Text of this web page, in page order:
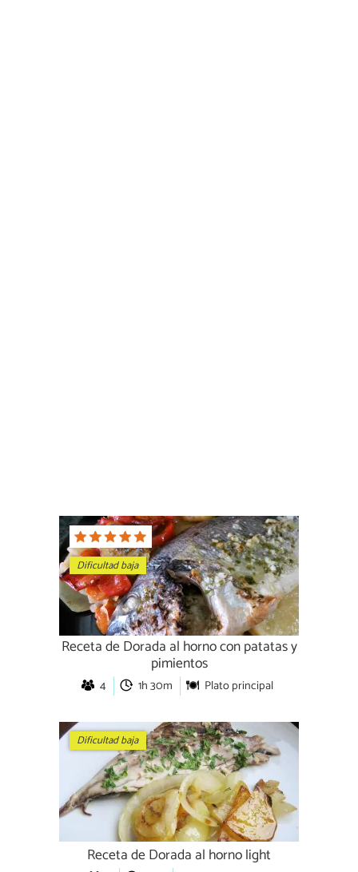
Dificultad baja
Receta de Dorada al horno con patatas y
pimientos
4 1h 30m Plato principal
Dificultad baja
Receta de Dorada al horno light